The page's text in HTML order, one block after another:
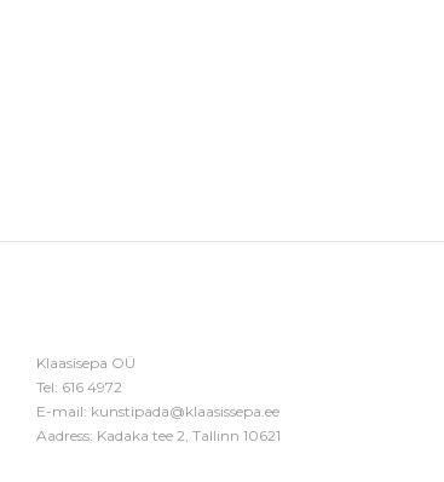
Klaasisepa OÜ
Tel: 616 4972
E-mail: kunstipada@klaasissepa.ee
Aadress: Kadaka tee 2, Tallinn 10621